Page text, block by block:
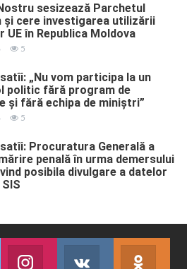
sesizează Parchetul
și cere investigarea utilizării
UE în Republica Moldova
5
„Nu vom participa la un
politic fără program de
și fără echipa de miniștri”
5
Procuratura Generală a
penală în urma demersului
posibila divulgare a datelor
Twitter